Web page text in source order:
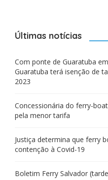
Últimas notícias
Com ponte de Guaratuba
Guaratuba terá isenção de
2023
Concessionária do ferry-
pela menor tarifa
Justiça determina que ferry
contenção à Covid-19
Boletim Ferry Salvador